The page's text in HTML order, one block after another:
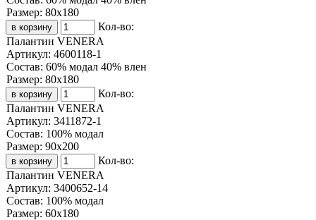
Размер: 80х180
Кол-во:
Палантин VENERA
Артикул: 4600118-1
Состав: 60% модал 40% влен
Размер: 80х180
Кол-во:
Палантин VENERA
Артикул: 3411872-1
Состав: 100% модал
Размер: 90х200
Кол-во:
Палантин VENERA
Артикул: 3400652-14
Состав: 100% модал
Размер: 60х180